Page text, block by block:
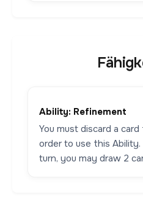
Ability: Refinement
You must discard a
order to use this
turn, you may draw 2